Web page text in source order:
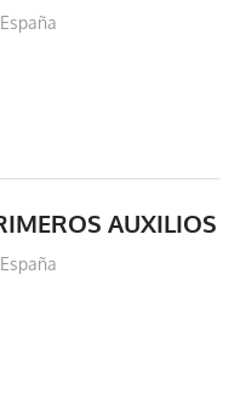
marzo 18, 2020
fraferto7
España
AUXILIOS
marzo 17, 2020
fraferto7
España